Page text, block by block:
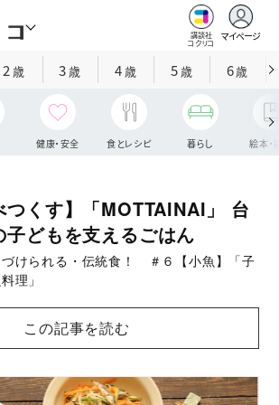
講談社
コクリコ
マイページ
2 歳 3歳 4歳 5歳 6歳
健康・安全 食とレシピ 暮らし 絵本・
つくす】「MOTTAINAI」 台
子どもを支えるごはん
けられる・伝統食！ ＃６【小魚】「子
理」
この記事を読む